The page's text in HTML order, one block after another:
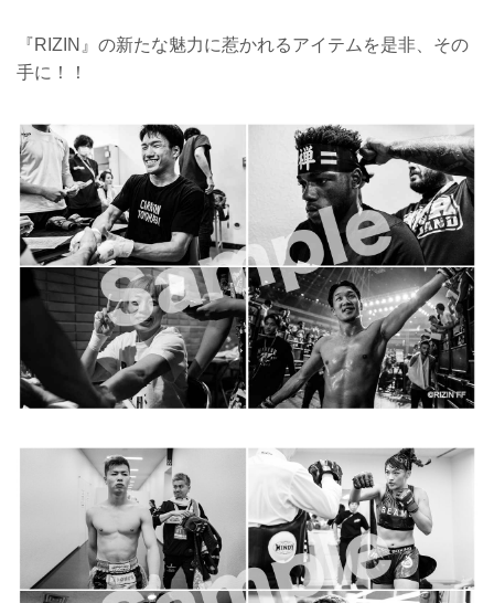
『RIZIN』の新たな魅力に惹かれるアイテムを是非、その
手に！！